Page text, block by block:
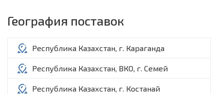
География поставок
Республика Казахстан, г. Караганда
Республика Казахстан, ВКО, г. Семей
Республика Казахстан, г. Костанай